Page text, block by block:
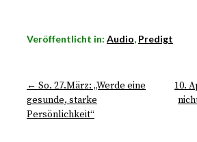
Veröffentlicht in: Audio, Predigt
← So. 27.März: „Werde eine
gesunde, starke
Persönlichkeit“
10.